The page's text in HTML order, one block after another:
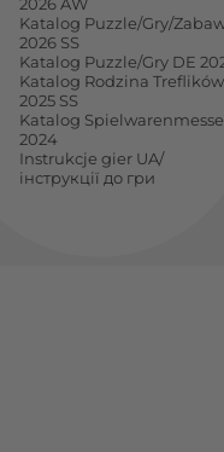
2026 AW
Katalog Puzzle/Gry/
2026 SS
Katalog Puzzle/Gry DE
Katalog Rodzina Treflików
2025 SS
Katalog Spielwarenmesse
2024
Instrukcje gier UA/
інструкції до гри